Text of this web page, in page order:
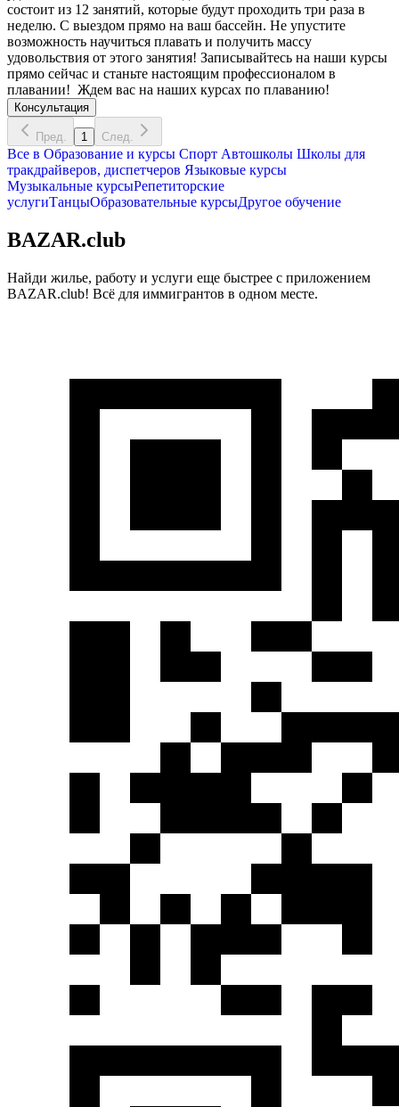
состоит из 12 занятий, которые будут проходить три раза в
неделю. С выездом прямо на ваш бассейн. Не упустите
возможность научиться плавать и получить массу
удовольствия от этого занятия! Записывайтесь на наши курсы
прямо сейчас и станьте настоящим профессионалом в
плавании! Ждем вас на наших курсах по плаванию!
Консультация
Пред. 1 След.
Все в Образование и курсы Спорт Автошколы Школы для
тракдрайверов, диспетчеров Языковые курсы
Музыкальные курсыРепетиторские
услугиТанцыОбразовательные курсыДругое обучение
BAZAR.club
Найди жилье, работу и услуги еще быстрее с приложением
BAZAR.club! Всё для иммигрантов в одном месте.